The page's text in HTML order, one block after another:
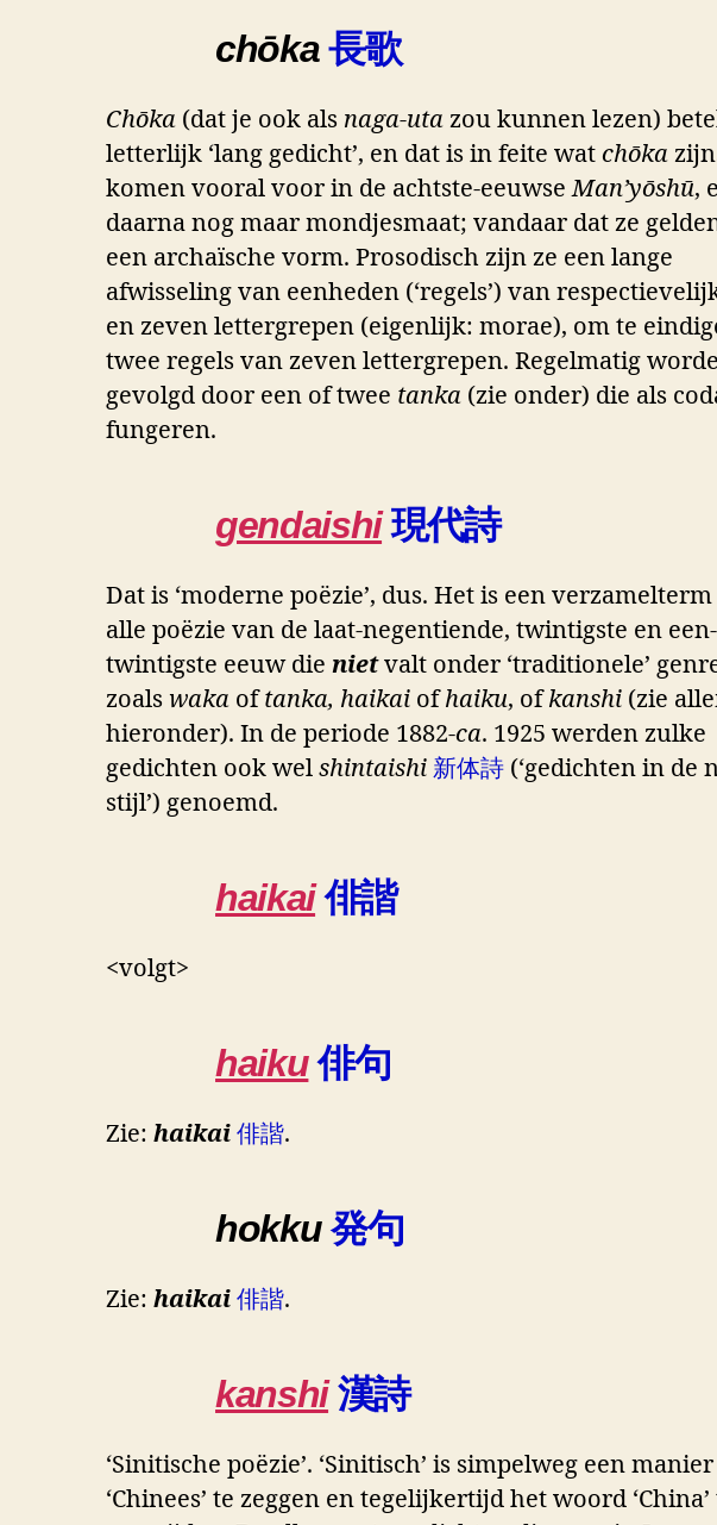
chōka 長歌
Chōka (dat je ook als naga-uta zou kunnen lezen)
letterlijk ‘lang gedicht’, en dat is in feite wat chōka
komen vooral voor in de achtste-eeuwseMan’yōshū,
daarna nog maar mondjesmaat; vandaar dat ze
een archaïsche vorm. Prosodisch zijn ze een lange
afwisseling van eenheden (‘regels’) van
en zeven lettergrepen (eigenlijk: morae), om te
twee regels van zeven lettergrepen. Regelmatig
gevolgd door een of twee tanka (zie onder) die als
fungeren.
gendaishi 現代詩
Dat is ‘moderne poëzie’, dus. Het is een
alle poëzie van de laat-negentiende, twintigste en
twintigste eeuw die nietvalt onder ‘traditionele’
zoals waka oftanka, haikai ofhaiku, ofkanshi (zie
hieronder). In de periode 1882-ca. 1925 werden zulke
gedichten ook wel shintaishi 新体詩 (‘gedichten in de
stijl’) genoemd.
haikai 俳諧
<volgt>
haiku 俳句
Zie: haikai 俳諧.
hokku 発句
Zie: haikai 俳諧.
kanshi 漢詩
‘Sinitische poëzie’. ‘Sinitisch’ is simpelweg een
‘Chinees’ te zeggen en tegelijkertijd het woord ‘China’